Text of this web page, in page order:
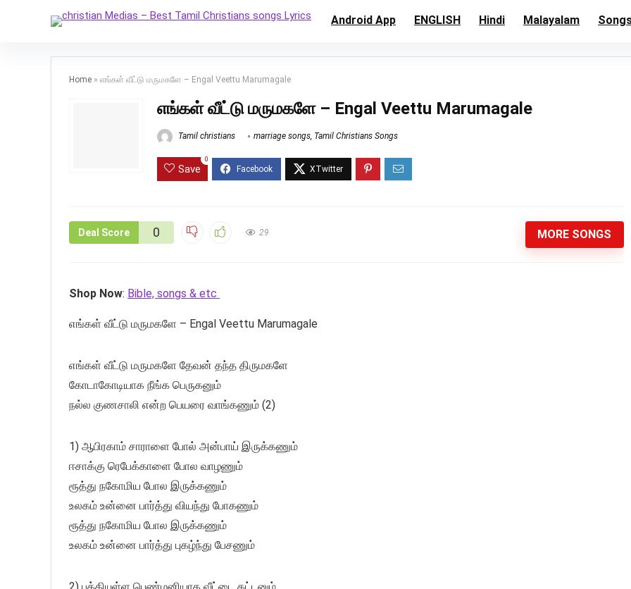
Android App ENGLISH Hindi Malayalam
Home » எங்கள் வீட்டு மருமகளே – Engal Veettu Marumagale
எங்கள் வீட்டு மருமகளே – Engal Veettu Marumagale
Tamil christians marriage songs, Tamil Christians Songs
Save
0
Deal Score 0 29 MORE SONGS
Shop Now: Bible, songs & etc
எங்கள் வீட்டு மருமகளே – Engal Veettu Marumagale
எங்கள் வீட்டு மருமகளே தேவன் தந்த திருமகளே
கோடாகோடியாக நீங்க பெருகனும்
நல்ல குணசாலி என்ற பெயரை வாங்கணும் (2)
1) ஆபிரகாம் சாராளை போல் அன்பாய் இருக்கணும்
ஈசாக்கு ரெபேக்காளை போல வாழணும்
ரூத்து நகோமிய போல இருக்கணும்
உலகம் உன்னை பார்த்து வியந்து போகணும்
ரூத்து நகோமிய போல இருக்கணும்
உலகம் உன்னை பார்த்து புகழ்ந்து பேசணும்